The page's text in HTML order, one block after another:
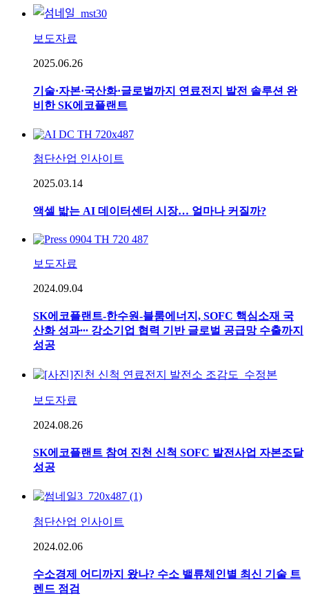
보도자료
2025.06.26
기술·자본·국산화·글로벌까지 연료전지 발전 솔루션 완
비한 SK에코플랜트
첨단산업 인사이트
2025.03.14
액셀 밟는 AI 데이터센터 시장… 얼마나 커질까?
보도자료
2024.09.04
SK에코플랜트-한수원-블룸에너지, SOFC 핵심소재 국
산화 성과∙∙∙ 강소기업 협력 기반 글로벌 공급망 수출까지
성공
보도자료
2024.08.26
SK에코플랜트 참여 진천 신척 SOFC 발전사업 자본조달
성공
첨단산업 인사이트
2024.02.06
수소경제 어디까지 왔나? 수소 밸류체인별 최신 기술 트
렌드 점검